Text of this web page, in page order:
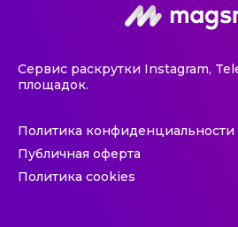
Сервис раскрутки Instagram,
площадок.
Политика конфиденциальности
Публичная оферта
Политика cookies